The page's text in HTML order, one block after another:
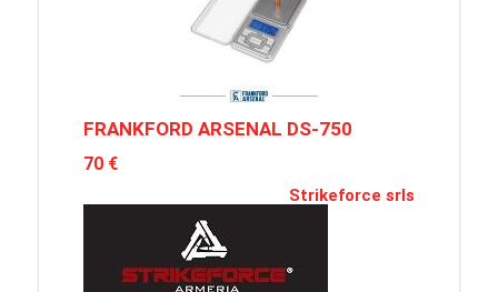
FRANKFORD ARSENAL DS-750
70 €
Strikeforce srls